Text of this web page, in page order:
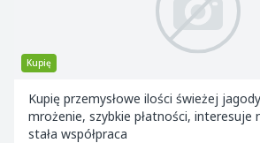
Kupię
Kupię przemysłowe ilości świeżej
mrożenie, szybkie płatności, interesuje
stała współpraca